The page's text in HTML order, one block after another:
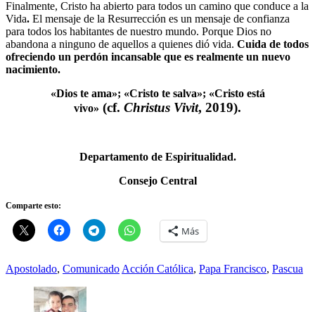
Finalmente, Cristo ha abierto para todos un camino que conduce a la
Vida. El mensaje de la Resurrección es un mensaje de confianza
para todos los habitantes de nuestro mundo. Porque Dios no
abandona a ninguno de aquellos a quienes dió vida. Cuida de todos
ofreciendo un perdón incansable que es realmente un nuevo
nacimiento.
«Dios te ama»; «Cristo te salva»; «Cristo está
vivo» (cf. Christus Vivit, 2019).
Departamento de Espiritualidad.
Consejo Central
Comparte esto:
Más
Apostolado, Comunicado Acción Católica, Papa Francisco, Pascua